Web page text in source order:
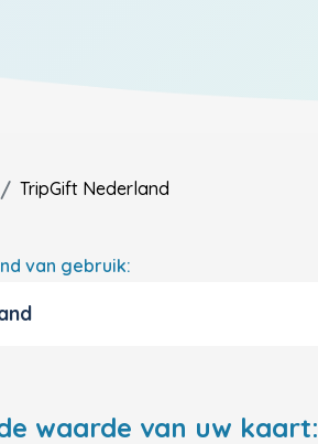
TripGift Nederland
van gebruik:
waarde van uw kaart: